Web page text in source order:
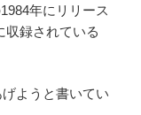
年にリリース
収録されている
ようと書いてい